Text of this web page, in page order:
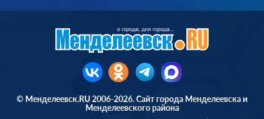
© Менделеевск.RU 2006-2026. Сайт города Менделеевска и
Менделеевского района